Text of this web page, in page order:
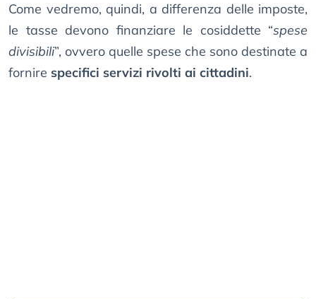
Come vedremo, quindi, a differenza delle imposte,
le tasse devono finanziare le cosiddette “spese
divisibili”, ovvero quelle spese che sono destinate a
fornire specifici servizi rivolti ai cittadini.